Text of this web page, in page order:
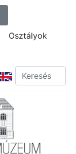
Osztályok